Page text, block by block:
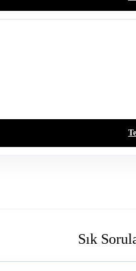
Sık